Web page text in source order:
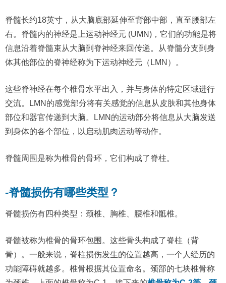
脊髓长约18英寸，从大脑底部延伸至背部中部，直至腰部左
右。脊髓内的神经是上运动神经元 (UMN)，它们的功能是将
信息沿着脊髓束从大脑到脊神经来回传递。从脊髓分支到身
体其他部位的脊神经称为下运动神经元（LMN）。
这些脊神经在每个椎骨水平出入，并与身体的特定区域进行
交流。LMN的感觉部分将有关感觉的信息从皮肤和其他身体
部位和器官传递到大脑。LMN的运动部分将信息从大脑发送
到身体的各个部位，以启动肌肉运动等动作。
脊髓周围是称为椎骨的骨环，它们构成了脊柱。
-脊髓损伤有哪些类型？
脊髓损伤有四种类型：颈椎、胸椎、腰椎和骶椎。
脊髓被称为椎骨的骨环包围。这些骨头构成了脊柱（背
骨）。一般来说，脊柱损伤发生的位置越高，一个人经历的
功能障碍就越多。椎骨根据其位置命名。颈部的七块椎骨称